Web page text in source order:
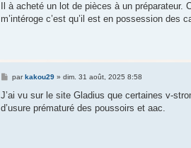
a
g
Il à acheté un lot de pièces à un
m’intéroge c’est qu’il est en possession des
M
s
a
parkakou29» dim. 31 août, 2025 8:58
J’ai vu sur le site Gladius que certaines v-
d’usure prématuré des poussoirs et aac.